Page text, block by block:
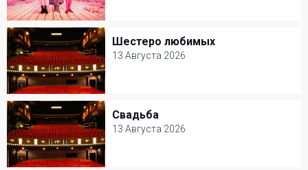
11 Августа 2026
Театр на Таганке
Билеты от 3000 р.
Шестеро любимых
13 Августа 2026
Шестеро любимых
13 Августа 2026
Театр на Таганке
Билеты от 3000 р.
Свадьба
13 Августа 2026
Свадьба
13 Августа 2026